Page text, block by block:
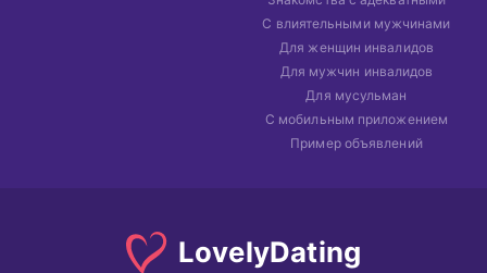
С влиятельными мужчинами
Для женщин инвалидов
Для мужчин инвалидов
Для мусульман
С мобильным приложением
Пример объявлений
LovelyDating